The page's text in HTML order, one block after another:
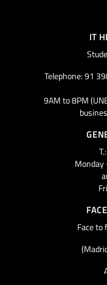
IT
Telephone: 91
9AM to 8PM
Monday
Face to